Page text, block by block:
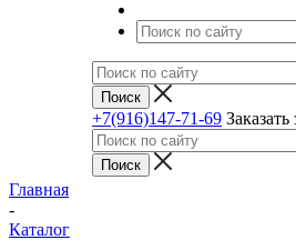
+7(916)147-71-69
Главная
-
Каталог